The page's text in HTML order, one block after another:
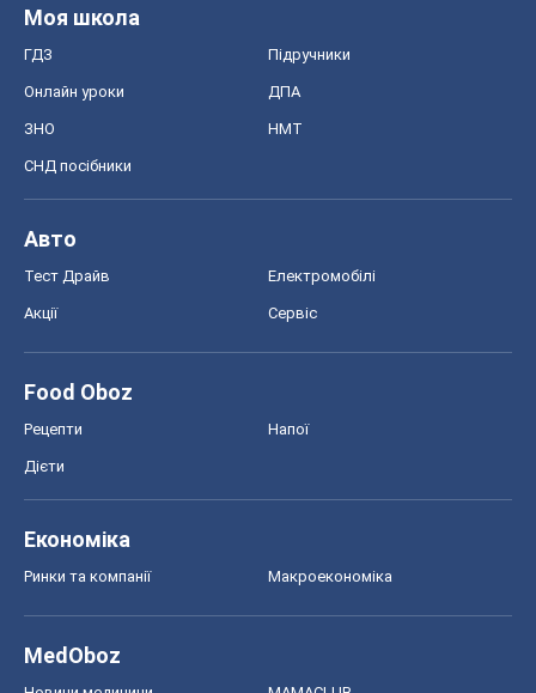
Моя школа
ГДЗ Підручники
Онлайн уроки ДПА
ЗНО НМТ
СНД посібники
Авто
Тест Драйв Електромобілі
Акції Сервіс
Food Oboz
Рецепти Напої
Дієти
Економіка
Ринки та компанії Макроекономіка
MedOboz